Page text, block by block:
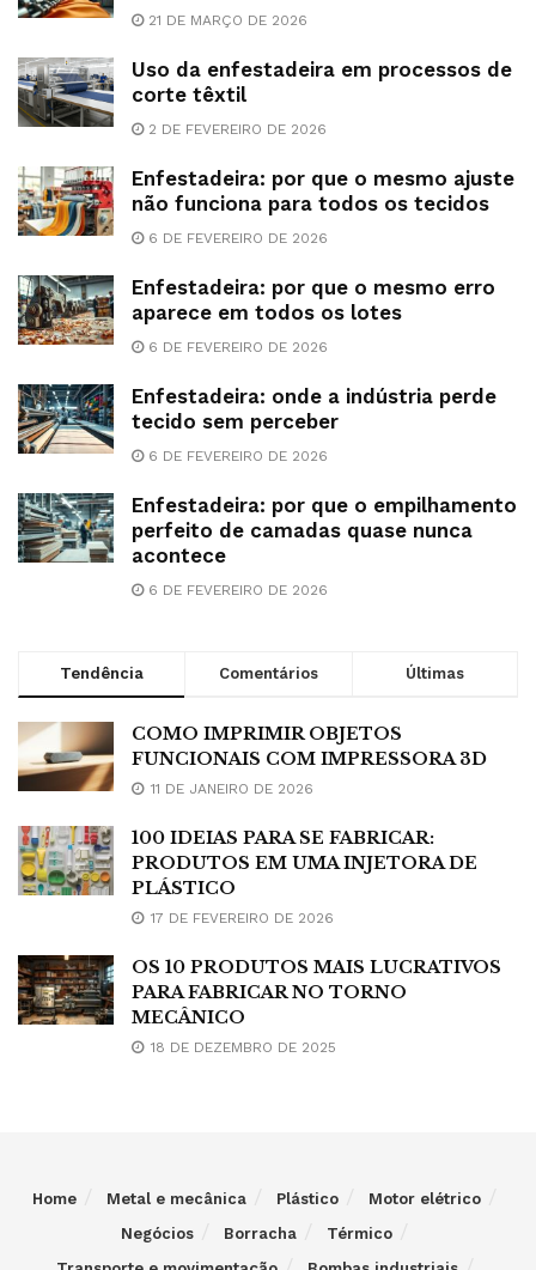
21 DE MARÇO DE 2026
Uso da enfestadeira em processos de
corte têxtil
2 DE FEVEREIRO DE 2026
Enfestadeira: por que o mesmo ajuste
não funciona para todos os tecidos
6 DE FEVEREIRO DE 2026
Enfestadeira: por que o mesmo erro
aparece em todos os lotes
6 DE FEVEREIRO DE 2026
Enfestadeira: onde a indústria perde
tecido sem perceber
6 DE FEVEREIRO DE 2026
Enfestadeira: por que o empilhamento
perfeito de camadas quase nunca
acontece
6 DE FEVEREIRO DE 2026
Tendência Comentários Últimas
COMO IMPRIMIR OBJETOS
FUNCIONAIS COM IMPRESSORA 3D
11 DE JANEIRO DE 2026
100 IDEIAS PARA SE FABRICAR:
PRODUTOS EM UMA INJETORA DE
PLÁSTICO
17 DE FEVEREIRO DE 2026
OS 10 PRODUTOS MAIS LUCRATIVOS
PARA FABRICAR NO TORNO
MECÂNICO
18 DE DEZEMBRO DE 2025
Home Metal e mecânica Plástico
Motor elétrico
Negócios
Borracha
Térmico